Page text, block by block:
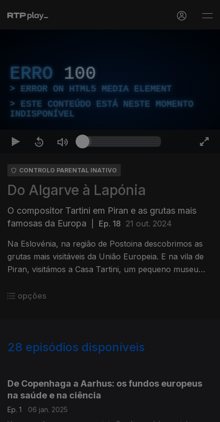
ERRO 100
ERROR ON HTML5 MEDIA ELEMENT
ESTE CONTEÚDO ESTÁ NESTE MOMENTO
INDISPONÍVEL
CONTROLO PARENTAL INATIVO
Do Algarve à Lapónia
O compositor Tartini em Piran e as grutas mais
famosas da Europa
Ep. 18 21 out. 2024
Na Eslovénia, na região de Postoina descobrimos as
grutas mais visitáveis da União Europeia. E na vila de
Piran, visitámos a Casa Tartini, um pequeno museu
opções
28 episódios disponíveis
De Copenhaga a Aarhus: os fundos europeus
na saúde e na ciência
Ep. 1
06 jan. 2025